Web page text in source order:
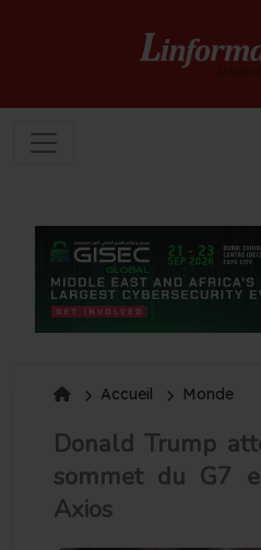
Accueil Monde
Donald Trump
sommet du G7
Axios